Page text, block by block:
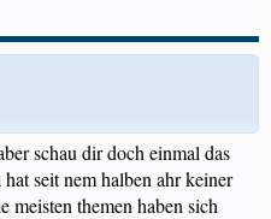
schau dir doch einmal das
seit nem halben ahr keiner
meisten themen haben sich